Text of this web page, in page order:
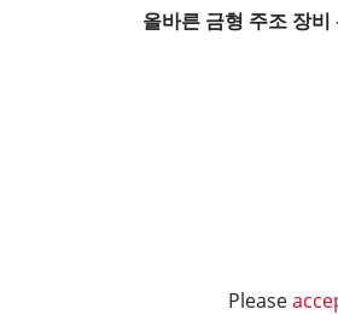
올바른 금형 주조 장
Please